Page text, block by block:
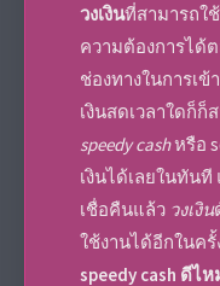
วงเงินที่สามารถใ
ความต้องการได้
ช่องทางในการเข้
เงินสดเวลาใดก็ก็
speedy cashหรือ
เงินได้เลยในทันที
เชื่อคืนแล้ว วงเงิน
ใช้งานได้อีกในค
speedy cash ดีไห